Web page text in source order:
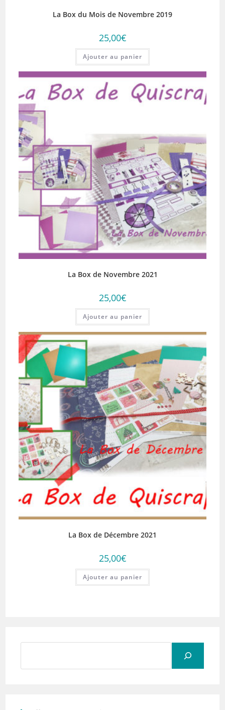
La Box du Mois de Novembre 2019
25,00€
Ajouter au panier
La Box de Novembre 2021
25,00€
Ajouter au panier
La Box de Décembre 2021
25,00€
Ajouter au panier